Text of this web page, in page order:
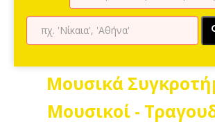
Μουσικά
Μουσικοί -